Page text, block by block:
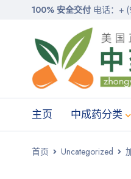
100% 安全交付 电话：+
主页 中成药分类
首页 Uncategorized